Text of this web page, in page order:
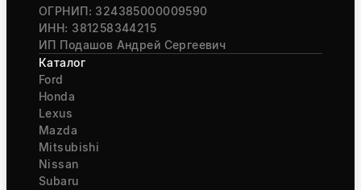
ОГРНИП: 324385000009590
ИНН: 381258344215
ИП Подашов Андрей Сергеевич
Каталог
Ford
Honda
Lexus
Mazda
Mitsubishi
Nissan
Subaru